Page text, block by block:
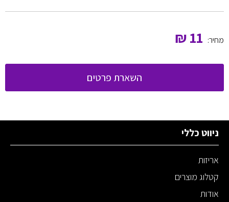
מחיר: 11
₪
השארת פרטים
ניווט כללי
אריזות
קטלוג מוצרים
אודות